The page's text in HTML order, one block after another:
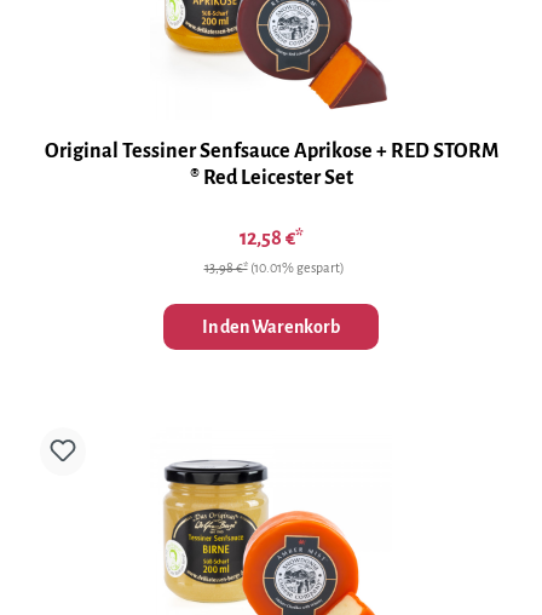
Original Tessiner Senfsauce Aprikose + RED STORM
® Red Leicester Set
12,58 €*
13,98 €* (10.01% gespart)
In den Warenkorb